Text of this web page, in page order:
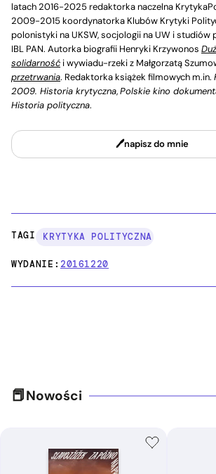
latach 2016-2025 redaktorka naczelna
2009-2015 koordynatorka Klubów Krytyki
polonistyki na UKSW, socjologii na UW i
IBL PAN. Autorka biografii Henryki Krzywonos
solidarność i wywiadu-rzeki z Małgorzatą
przetrwania. Redaktorka książek filmowych m.in.
2009. Historia krytyczna,Polskie kino
Historia polityczna.
napisz do mnie
TAGI: KRYTYKA POLITYCZNA
WYDANIE:20161220
Nowości